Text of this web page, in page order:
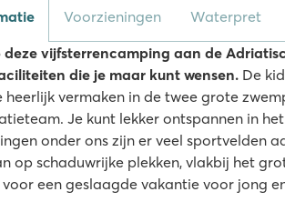
Voorzieningen
Waterpret
deze vijfsterrencamping aan de
die je maar kunt wensen. De
heerlijk vermaken in de twee grote
Je kunt lekker ontspannen in
onder ons zijn er veel sportvelden
op schaduwrijke plekken, vlakbij het
een geslaagde vakantie voor jong